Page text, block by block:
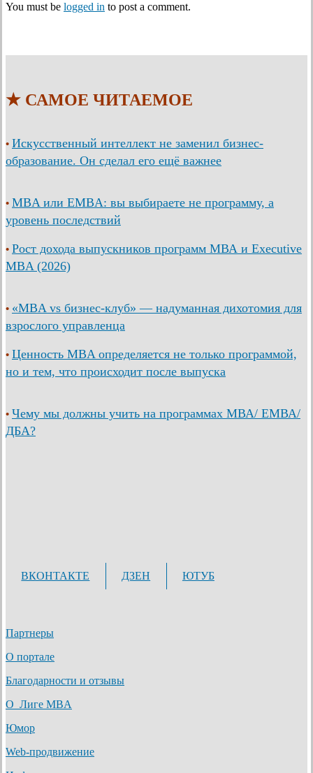
You must be logged in to post a comment.
★ САМОЕ ЧИТАЕМОЕ
• Искусственный интеллект не заменил бизнес-
образование. Он сделал его ещё важнее
• MBA или EMBA: вы выбираете не программу, а
уровень последствий
• Рост дохода выпускников программ МВА и Executive
MBA (2026)
• «MBA vs бизнес-клуб» — надуманная дихотомия для
взрослого управленца
• Ценность MBA определяется не только программой,
но и тем, что происходит после выпуска
• Чему мы должны учить на программах МВА/ ЕМВА/
ДБА?
ВКОНТАКТЕ ДЗЕН ЮТУБ
Партнеры
О портале
Благодарности и отзывы
О Лиге MBA
Юмор
Web-продвижение